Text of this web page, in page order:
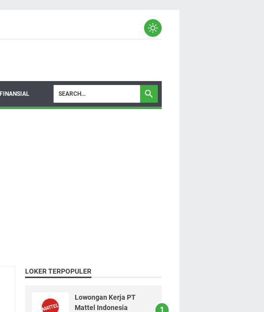
FINANSIAL
LOKER TERPOPULER
Lowongan Kerja PT
Mattel Indonesia